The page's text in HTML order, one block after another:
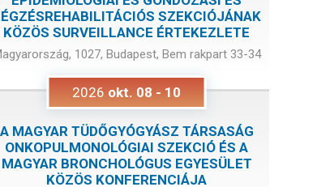
SZEKCIÓJÁNAK
KÖZÖS SURVEILLANCE ÉRTEKEZLETE
1027, Budapest, Bem rakpart 33-34
2026 okt. 08 - 10
A MAGYAR TÜDŐGYÓGYÁSZ TÁRSASÁG
ONKOPULMONOLÓGIAI SZEKCIÓ ÉS A
MAGYAR BRONCHOLÓGUS EGYESÜLET
KÖZÖS KONFERENCIÁJA